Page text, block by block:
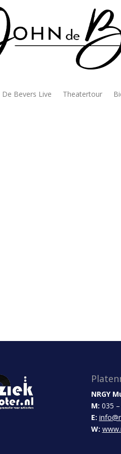
De Bevers Live Theatertour
NRGY
M: 035
E:
W: